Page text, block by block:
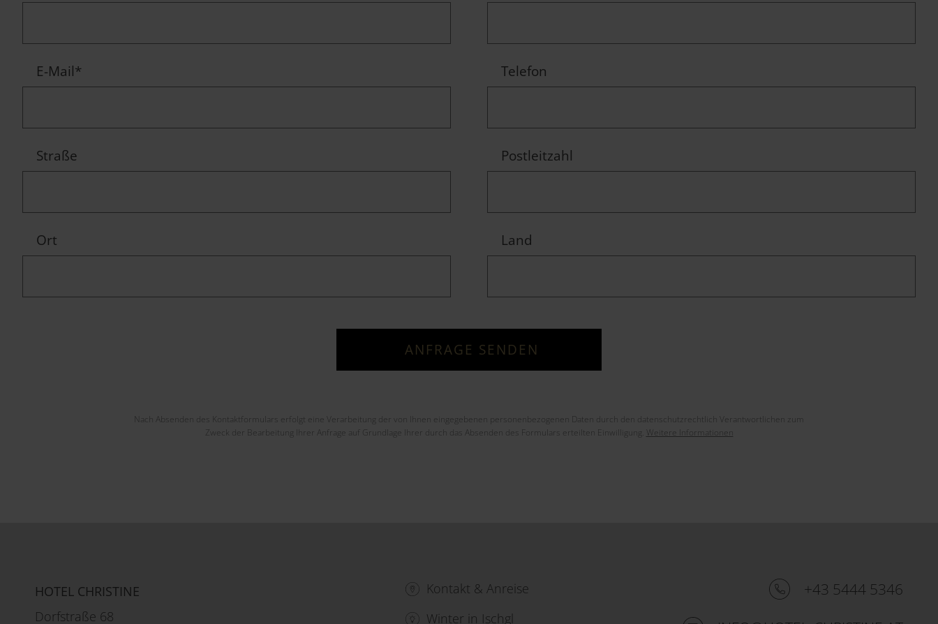
E-Mail* Telefon
Straße Postleitzahl
Ort Land
Nach Absenden des Kontaktformulars erfolgt eine Verarbeitung der von Ihnen eingegebenen personenbezogenen Daten durch den datenschutzrechtlich Verantwortlichen zum
Zweck der Bearbeitung Ihrer Anfrage auf Grundlage Ihrer durch das Absenden des Formulars erteilten Einwilligung. Weitere Informationen
HOTEL CHRISTINE
Dorfstraße 68
Kontakt & Anreise
Winter in Ischgl
+43 5444 5346